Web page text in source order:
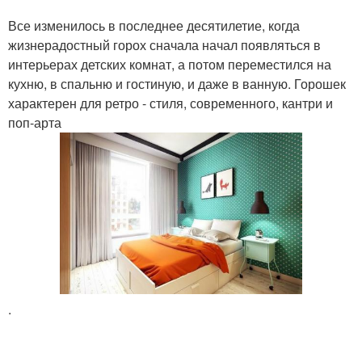
Все изменилось в последнее десятилетие, когда
жизнерадостный горох сначала начал появляться в
интерьерах детских комнат, а потом переместился на
кухню, в спальню и гостиную, и даже в ванную. Горошек
характерен для ретро - стиля, современного, кантри и
поп-арта
.